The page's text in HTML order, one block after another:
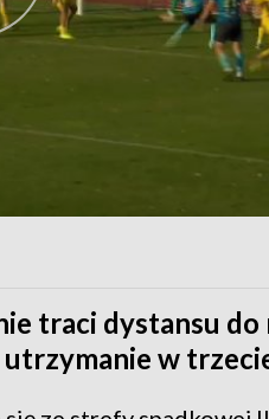
traci dystansu do
w